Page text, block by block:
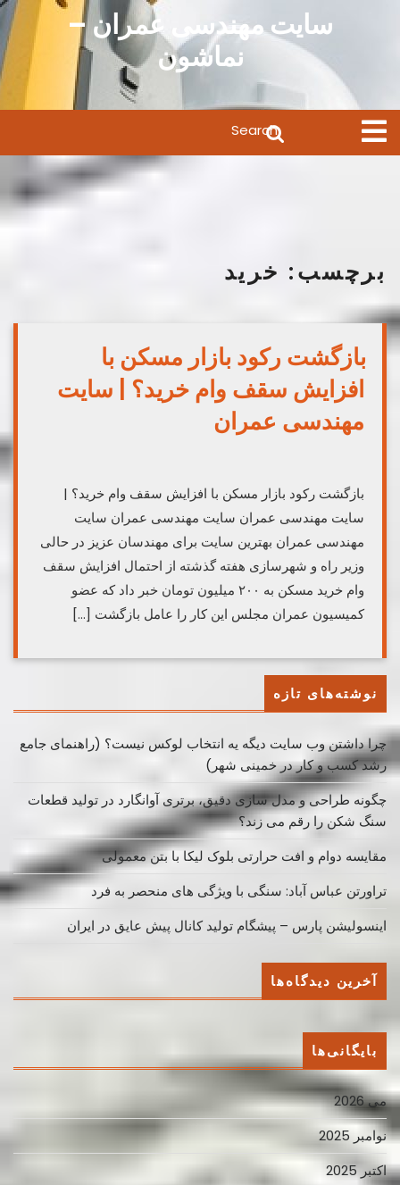
سایت مهندسی عمران –
نماشون
Open
Menu
for:
برچسب: خرید
بازگشت رکود بازار مسکن با
افزایش سقف وام خرید؟ | سایت
مهندسی عمران
بازگشت رکود بازار مسکن با افزایش سقف وام خرید؟ |
سایت مهندسی عمران سایت مهندسی عمران سایت
مهندسی عمران بهترین سایت برای مهندسان عزیز در حالی
وزیر راه و شهرسازی هفته گذشته از احتمال افزایش سقف
وام خرید مسکن به ۲۰۰ میلیون تومان خبر داد که عضو
کمیسیون عمران مجلس این کار را عامل بازگشت […]
نوشته‌های تازه
چرا داشتن وب سایت دیگه یه انتخاب لوکس نیست؟ (راهنمای جامع
رشد کسب ‌و کار در خمینی ‌شهر)
چگونه طراحی و مدل سازی دقیق، برتری آوانگارد در تولید قطعات
سنگ شکن را رقم می زند؟
مقایسه دوام و افت حرارتی بلوک لیکا با بتن معمولی
تراورتن عباس آباد: سنگی با ویژگی های منحصر به فرد
اینسولیشن پارس – پیشگام تولید کانال پیش عایق در ایران
آخرین دیدگاه‌ها
بایگانی‌ها
می 2026
نوامبر 2025
اکتبر 2025